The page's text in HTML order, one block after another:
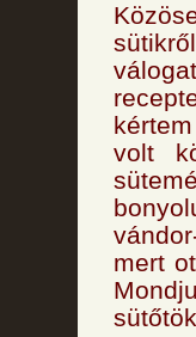
volt
mert